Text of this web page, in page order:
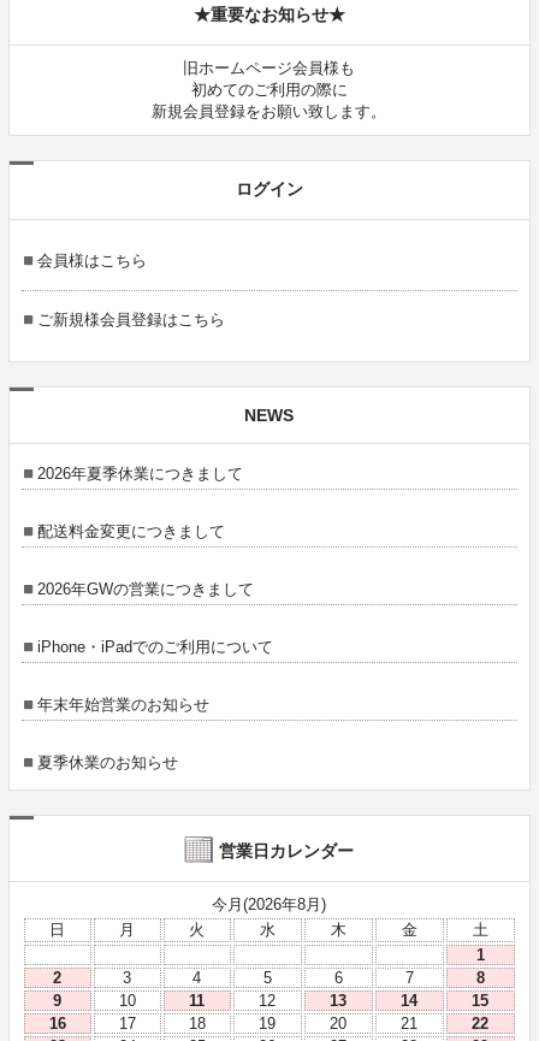
★重要なお知らせ★
旧ホームページ会員様も
初めてのご利用の際に
新規会員登録をお願い致します。
ログイン
会員様はこちら
ご新規様会員登録はこちら
NEWS
2026年夏季休業につきまして
配送料金変更につきまして
2026年GWの営業につきまして
iPhone・iPadでのご利用について
年末年始営業のお知らせ
夏季休業のお知らせ
営業日カレンダー
今月(2026年8月)
日
月 火 水 木 金
土
1
2
3 4 5 6 7
8
9
10 11 12 13 14
15
16
17 18 19 20 21
22